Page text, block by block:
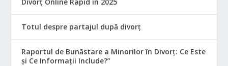
Totul despre partajul după divorț
Raportul de Bunăstare a Minorilor în Divorț: Ce Este
și Ce Informații Include?”